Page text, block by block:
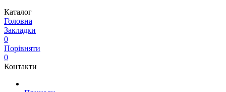
Каталог
Головна
Закладки
0
Порівняти
0
Контакти